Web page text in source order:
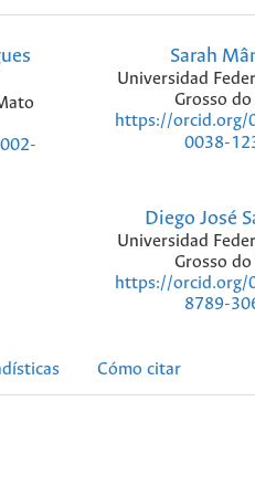
Sarah
Universidad
Grosso do
https://orcid.org/
0038-
Diego José
Universidad
Grosso do
https://orcid.org/
8789-
Cómo citar